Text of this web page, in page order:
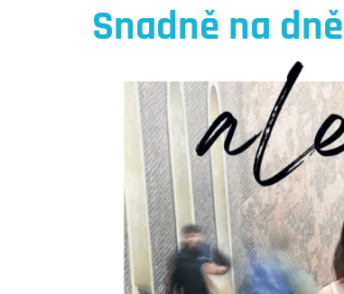
Snadně na